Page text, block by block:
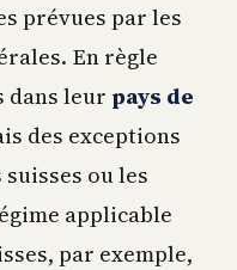
prévues par les
En règle
dans leurpays de
des exceptions
ou les
applicable
par exemple,